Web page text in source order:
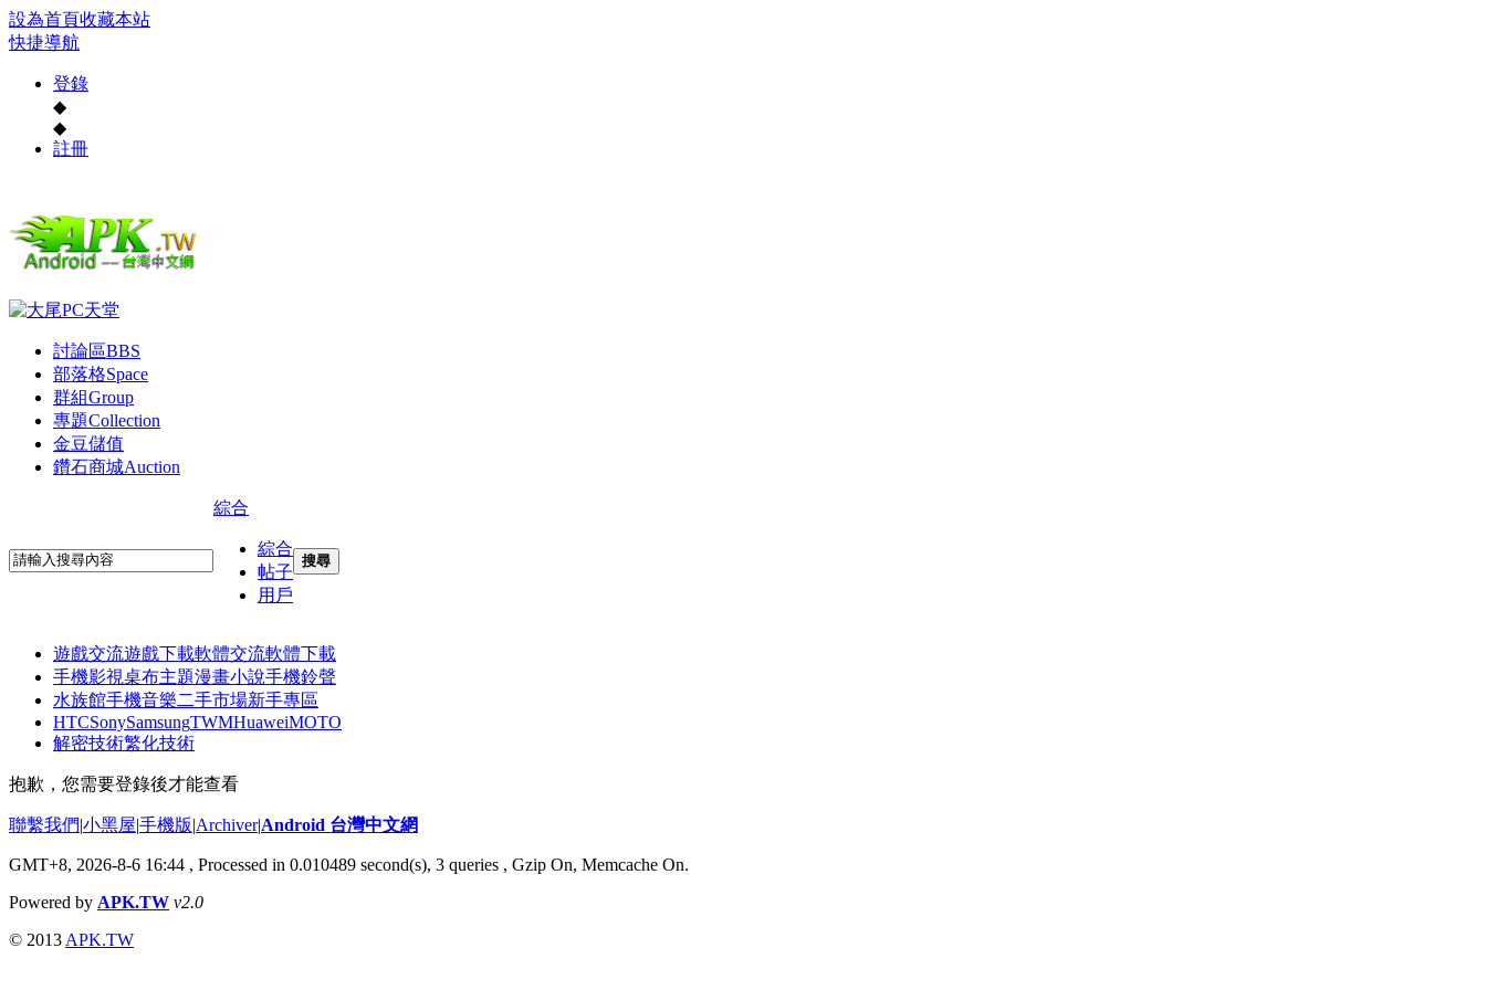
設為首頁收藏本站
快捷導航
登錄
◆
◆
註冊
討論區BBS
部落格Space
群組Group
專題Collection
金豆儲值
鑽石商城Auction
綜合
綜合
帖子
用戶
搜尋
遊戲交流遊戲下載軟體交流軟體下載
手機影視桌布主題漫畫小說手機鈴聲
水族館手機音樂二手市場新手專區
HTCSonySamsungTWMHuaweiMOTO
解密技術繁化技術
抱歉，您需要登錄後才能查看
聯繫我們|小黑屋|手機版|Archiver|Android 台灣中文網
GMT+8, 2026-8-6 16:44 , Processed in 0.010489 second(s), 3 queries , Gzip On, Memcache On.
Powered by APK.TW v2.0
© 2013 APK.TW